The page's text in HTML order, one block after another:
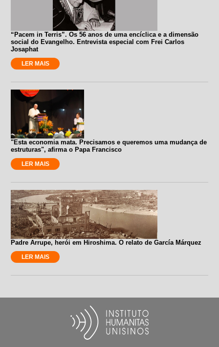
“Pacem in Terris”. Os 56 anos de uma encíclica e a dimensão
social do Evangelho. Entrevista especial com Frei Carlos
Josaphat
LER MAIS
"Esta economia mata. Precisamos e queremos uma mudança de
estruturas", afirma o Papa Francisco
LER MAIS
Padre Arrupe, herói em Hiroshima. O relato de García Márquez
LER MAIS